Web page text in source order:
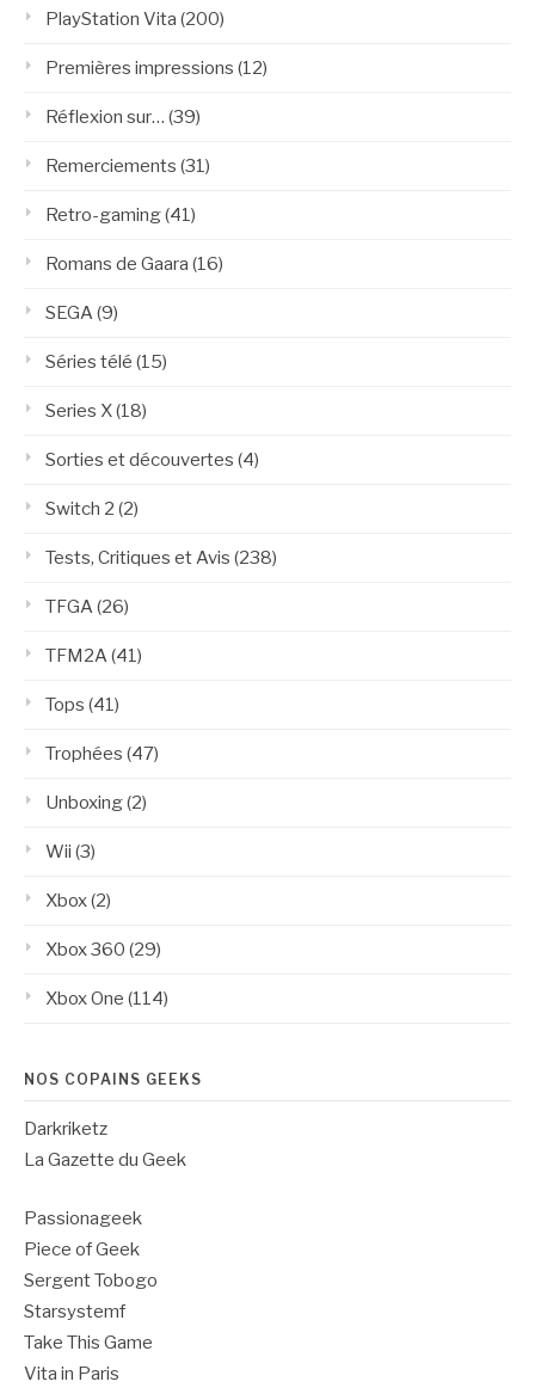
PlayStation Vita (200)
Premières impressions (12)
Réflexion sur… (39)
Remerciements (31)
Retro-gaming(41)
Romans de Gaara (16)
SEGA(9)
Séries télé (15)
Series X(18)
Sorties et découvertes (4)
Switch 2 (2)
Tests, Critiques et Avis (238)
TFGA(26)
TFM2A(41)
Tops (41)
Trophées (47)
Unboxing(2)
Wii (3)
Xbox(2)
Xbox 360 (29)
Xbox One (114)
NOS COPAINS GEEKS
Darkriketz
La Gazette du Geek
Passionageek
Piece of Geek
Sergent Tobogo
Starsystemf
Take This Game
Vita in Paris